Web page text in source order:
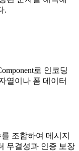
.
로 인코딩
열이나 폼 데이터
조합하여 메시지
무결성과 인증 보장